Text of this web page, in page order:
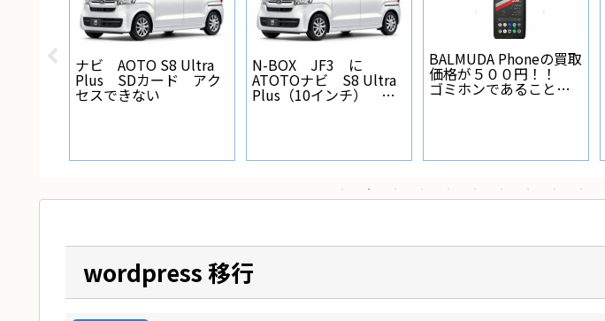
ナビ AOTO S8 Ultra
Plus SDカード アク
セスできない
N-BOX JF3 に
ATOTOナビ S8 Ultra
Plus（10インチ） を
取り付けた
BALMUDA Phoneの買取
価格が５００円！！
ゴミホンであることが
wordpress 移行